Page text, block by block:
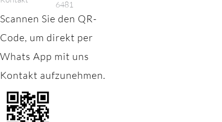
6481
Scannen Sie den QR-
Code, um direkt per
Whats App mit uns
Kontakt aufzunehmen.